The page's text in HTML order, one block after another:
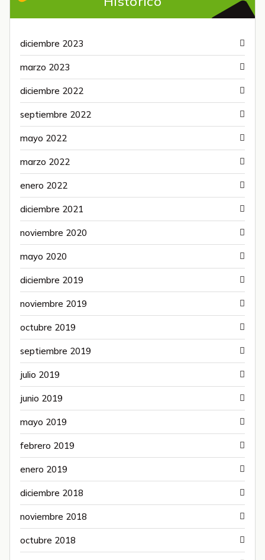
diciembre 2023
marzo 2023
diciembre 2022
septiembre 2022
mayo 2022
marzo 2022
enero 2022
diciembre 2021
noviembre 2020
mayo 2020
diciembre 2019
noviembre 2019
octubre 2019
septiembre 2019
julio 2019
junio 2019
mayo 2019
febrero 2019
enero 2019
diciembre 2018
noviembre 2018
octubre 2018